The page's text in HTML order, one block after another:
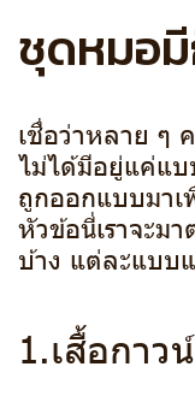
ชุดหมอมี
เชื่อว่าหลาย ๆ
ไม่ได้มีอยู่แค่แบ
ถูกออกแบบมาเ
หัวข้อนี่เราจะม
บ้าง แต่ละแบบ
1.เสื้อกาวน์